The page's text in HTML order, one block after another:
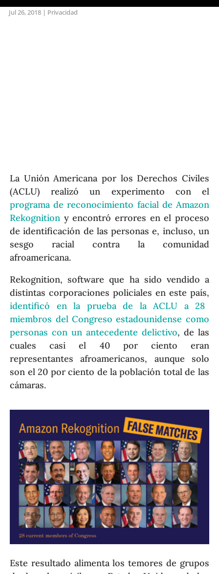
Jul 26, 2018| Privacidad
La Unión Americana por los Derechos Civiles
(ACLU) realizó un experimento con el
programa de reconocimiento facial de Amazon
Rekognition y encontró errores en el proceso
de identificación de las personas e, incluso, un
sesgo racial contra la comunidad
afroamericana.
Rekognition, software que ha sido vendido a
distintas corporaciones policiales en este país,
identificó en la prueba de la ACLU a 28
miembros del Congreso estadounidense como
personas con un antecedente delictivo, de las
cuales casi el 40 por ciento eran
representantes afroamericanos, aunque solo
son el 20 por ciento de la población total de las
cámaras.
Este resultado alimenta los temores de grupos